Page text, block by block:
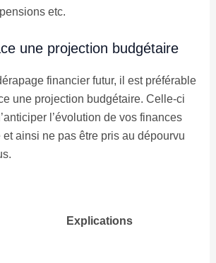
etc.
une projection budgétaire
financier futur, il est préférable
une projection budgétaire. Celle-ci
l’évolution de vos finances
ainsi ne pas être pris au dépourvu
Explications